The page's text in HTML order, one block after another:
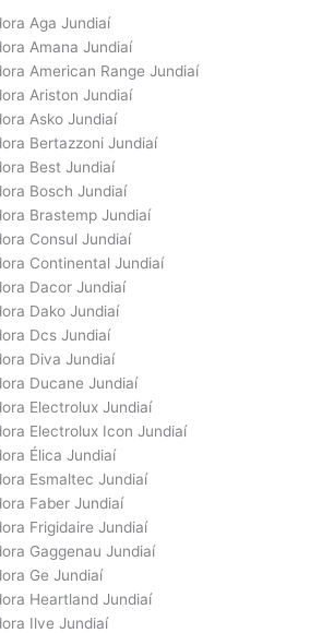
Aga Jundiaí
Amana Jundiaí
American Range Jundiaí
Ariston Jundiaí
Asko Jundiaí
Bertazzoni Jundiaí
Best Jundiaí
Bosch Jundiaí
Brastemp Jundiaí
Consul Jundiaí
Continental Jundiaí
Dacor Jundiaí
Dako Jundiaí
Dcs Jundiaí
Diva Jundiaí
Ducane Jundiaí
Electrolux Jundiaí
Electrolux Icon Jundiaí
Élica Jundiaí
Esmaltec Jundiaí
Faber Jundiaí
Frigidaire Jundiaí
Gaggenau Jundiaí
Ge Jundiaí
Heartland Jundiaí
Ilve Jundiaí